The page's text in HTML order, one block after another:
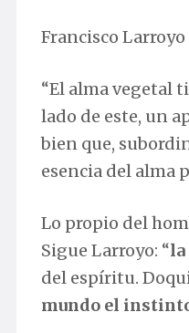
Francisco
“El alma vegetal
lado de este, un
bien que,
esencia del alma
Lo propio del
Sigue Larroyo: “
del espíritu.
mundo el